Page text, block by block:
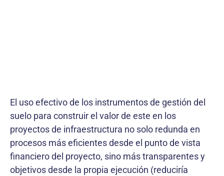
El uso efectivo de los instrumentos de gestión del
suelo para construir el valor de este en los
proyectos de infraestructura no solo redunda en
procesos más eficientes desde el punto de vista
financiero del proyecto, sino más transparentes y
objetivos desde la propia ejecución (reduciría